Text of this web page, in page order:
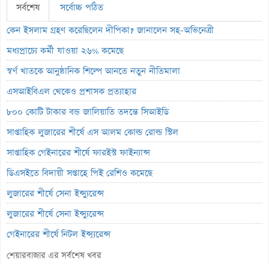
সর্বশেষ
সর্বোচ্চ পঠিত
কেন ইসলাম গ্রহণ করেছিলেন দীপিকা? জানালেন সহ-অভিনেত্রী
মধ্যপ্রাচ্যে কর্মী যাওয়া ২৬% কমেছে
স্বর্ণ খাতকে আনুষ্ঠানিক শিল্পে আনতে নতুন নীতিমালা
এসআইবিএল থেকেও প্রশাসক প্রত্যাহার
৮০০ কোটি টাকার বন্ড জালিয়াতি তদন্তে সিআইডি
সাপ্তাহিক লুজারের শীর্ষে এস আলম কোল্ড রোল্ড স্টিল
সাপ্তাহিক গেইনারের শীর্ষে ফারইস্ট ফাইন্যান্স
ডিএসইতে বিদায়ী সপ্তাহে পিই রেশিও কমেছে
লুজারের শীর্ষে সেনা ইন্স্যুরেন্স
লুজারের শীর্ষে সেনা ইন্স্যুরেন্স
গেইনারের শীর্ষে নিটল ইন্স্যুরেন্স
এসবিএসি ব্যাংকের পরিচালক ১.৮০ কোটি শেয়ার বেচবে
শেয়ারবাজার এর সর্বশেষ খবর